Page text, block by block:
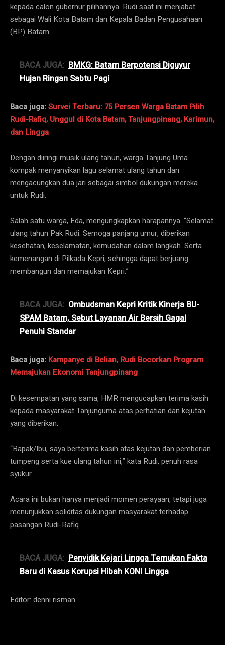
kepada calon gubernur pilihannya. Rudi saat ini menjabat
sebagai Wali Kota Batam dan Kepala Badan Pengusahaan
(BP) Batam.
BACA JUGA: BMKG: Batam Berpotensi Diguyur
Hujan Ringan Sabtu Pagi
Baca juga:Survei Terbaru: 75 Persen Warga Batam Pilih
Rudi-Rafiq, Unggul di Kota Batam, Tanjungpinang, Karimun,
dan Lingga
Dengan diiringi musik ulang tahun, warga Tanjung Uma
kompak menyanyikan lagu selamat ulang tahun dan
mengacungkan dua jari sebagai simbol dukungan mereka
untuk Rudi.
Salah satu warga, Eda, mengungkapkan harapannya. “Selamat
ulang tahun Pak Rudi. Semoga panjang umur, diberikan
kesehatan, keselamatan, kemudahan dalam langkah. Serta
kemenangan di Pilkada Kepri, sehingga dapat berjuang
membangun dan memajukan Kepri.”
BACA JUGA: Ombudsman Kepri Kritik Kinerja BU-
SPAM Batam, Sebut Layanan Air Bersih Gagal
Penuhi Standar
Baca juga: Kampanye di Belian, Rudi Bocorkan Program
Memajukan Ekonomi Tanjungpinang
Di kesempatan yang sama, HMR mengucapkan terima kasih
kepada masyarakat Tanjunguma atas perhatian dan kejutan
yang diberikan.
“Bapak/Ibu, saya berterima kasih atas kejutan dan pemberian
tumpeng serta kue ulang tahun ini,” kata Rudi, penuh rasa
syukur.
Acara ini bukan hanya menjadi momen perayaan, tetapi juga
menunjukkan soliditas dukungan masyarakat terhadap
pasangan Rudi-Rafiq.
BACA JUGA: Penyidik Kejari Lingga Temukan Fakta
Baru di Kasus Korupsi Hibah KONI Lingga
Editor: denni risman